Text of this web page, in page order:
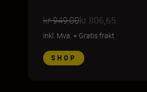
kr 949,00kr 806,65
inkl. Mva. + Gratis frakt
SHOP